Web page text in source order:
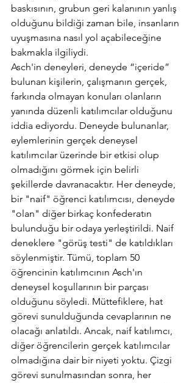
baskısının, grubun geri kalanının yanlış
olduğunu bildiği zaman bile, insanların
uyuşmasına nasıl yol açabileceğine
bakmakla ilgiliydi.
Asch'in deneyleri, deneyde “içeride”
bulunan kişilerin, çalışmanın gerçek,
farkında olmayan konuları olanların
yanında düzenli katılımcılar olduğunu
iddia ediyordu. Deneyde bulunanlar,
eylemlerinin gerçek deneysel
katılımcılar üzerinde bir etkisi olup
olmadığını görmek için belirli
şekillerde davranacaktır. Her deneyde,
bir "naif" öğrenci katılımcısı, deneyde
"olan" diğer birkaç konfederatın
bulunduğu bir odaya yerleştirildi. Naif
deneklere "görüş testi" de katıldıkları
söylenmiştir. Tümü, toplam 50
öğrencinin katılımcının Asch'ın
deneysel koşullarının bir parçası
olduğunu söyledi. Müttefiklere, hat
görevi sunulduğunda cevaplarının ne
olacağı anlatıldı. Ancak, naif katılımcı,
diğer öğrencilerin gerçek katılımcılar
olmadığına dair bir niyeti yoktu. Çizgi
görevi sunulmasından sonra, her